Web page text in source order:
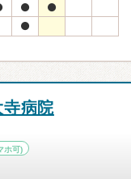
病院
ホ可)